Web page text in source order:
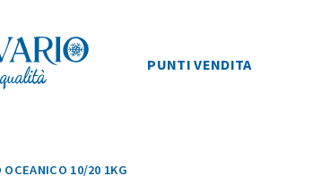
PUNTI VENDITA
OCEANICO 10/20 1KG